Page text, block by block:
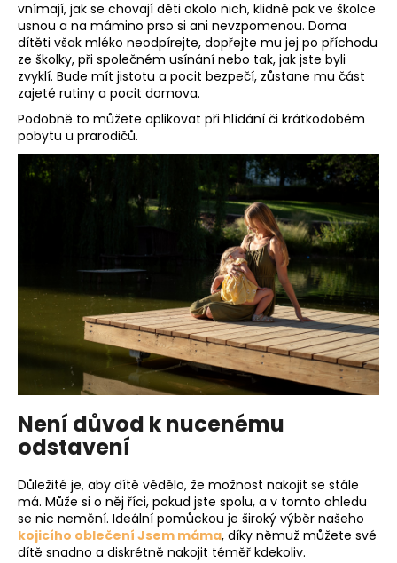
vnímají, jak se chovají děti okolo nich, klidně pak ve školce
usnou a na mámino prso si ani nevzpomenou. Doma
dítěti však mléko neodpírejte, dopřejte mu jej po příchodu
ze školky, při společném usínání nebo tak, jak jste byli
zvyklí. Bude mít jistotu a pocit bezpečí, zůstane mu část
zajeté rutiny a pocit domova.
Podobně to můžete aplikovat při hlídání či krátkodobém
pobytu u prarodičů.
Není důvod k nucenému
odstavení
Důležité je, aby dítě vědělo, že možnost nakojit se stále
má. Může si o něj říci, pokud jste spolu, a v tomto ohledu
se nic nemění. Ideální pomůckou je široký výběr našeho
kojicího oblečení Jsem máma, díky němuž můžete své
dítě snadno a diskrétně nakojit téměř kdekoliv.
r
u
č
u
j
e
m
e